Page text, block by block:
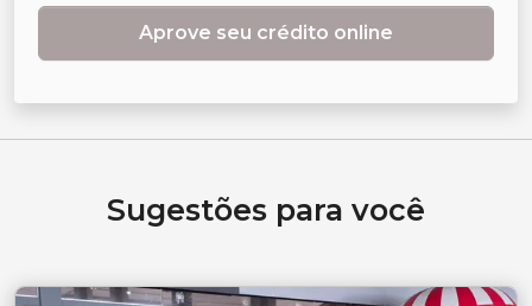
Aprove seu crédito online
Sugestões para você